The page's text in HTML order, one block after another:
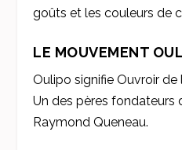
goûts et les couleurs de
LE MOUVEMENT
Oulipo signifie Ouvroir
Un des pères
Raymond Queneau.